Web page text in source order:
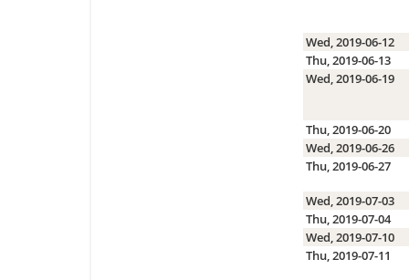
Wed, 2019-06-12
Thu, 2019-06-13
Wed, 2019-06-19
Thu, 2019-06-20
Wed, 2019-06-26
Thu, 2019-06-27
Wed, 2019-07-03
Thu, 2019-07-04
Wed, 2019-07-10
Thu, 2019-07-11